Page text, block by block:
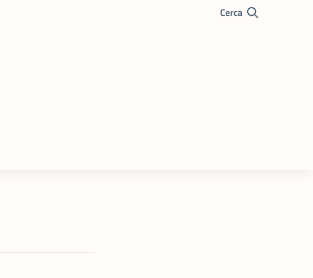
Cerca